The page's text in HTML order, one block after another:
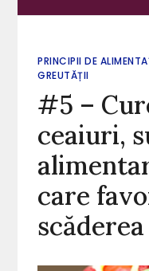
PRINCIPII DE
GREUTĂȚII
#5 –
ceaiuri,
care